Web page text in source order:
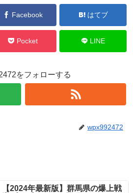
Facebook はてブ
Pocket LINE
をフォローする
wpx992472
【2024年最新版】群馬県の爆上戦